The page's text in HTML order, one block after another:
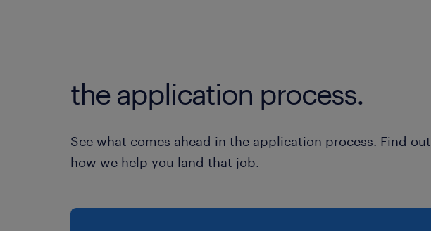
the application process.
See what comes ahead in the application process. Find out
how we help you land that job.